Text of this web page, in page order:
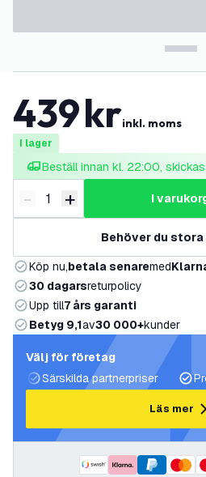
439krinkl. moms
I lager
Beställ innan kl. 22:00,
Minska antal
- Öka antal
+ i
Behöver du
Köp nu,betala senaremed
30 dagarsreturpolicy
Upp till7 års garanti
Betyg 9,1av30 000+kunder
Välj för företag
Särskilda partnerpriser
Läs mer